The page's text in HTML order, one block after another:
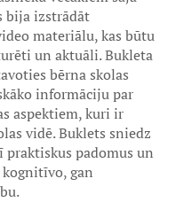
bija izstrādāt
materiālu, kas būtu
un aktuāli. Bukleta
bērna skolas
informāciju par
aspektiem, kuri ir
vidē. Buklets sniedz
padomus un
gan